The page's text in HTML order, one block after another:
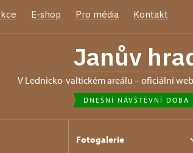
E-shop Pro média Kontakt
Janův
v Lednicko-valtickém areálu – oficiální
DNEŠNÍ NÁVŠTĚVNÍ DOBA
Fotogalerie